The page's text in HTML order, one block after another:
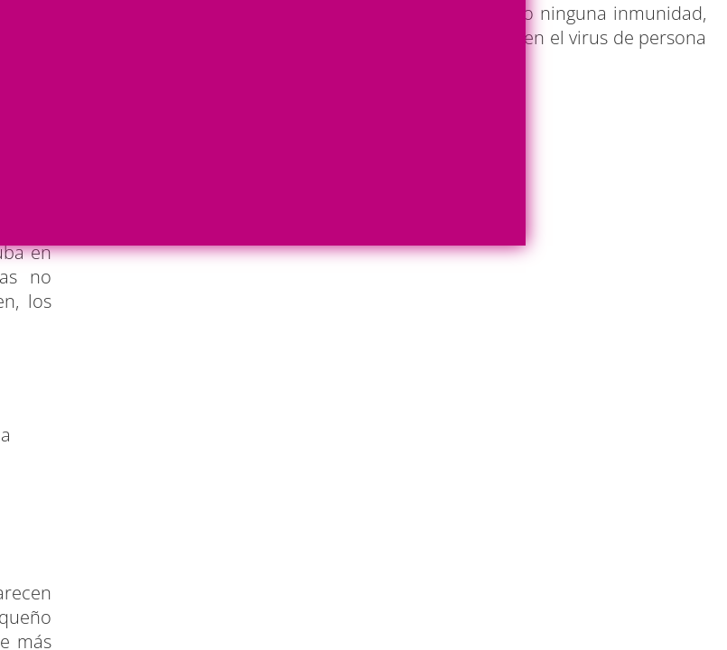
mosquitos y donde la mayoría de las personas tienen poca o ninguna inmunidad,
los mosquitos infectados de la especie Aedes aegypti transmiten el virus de persona
en
no
los
más